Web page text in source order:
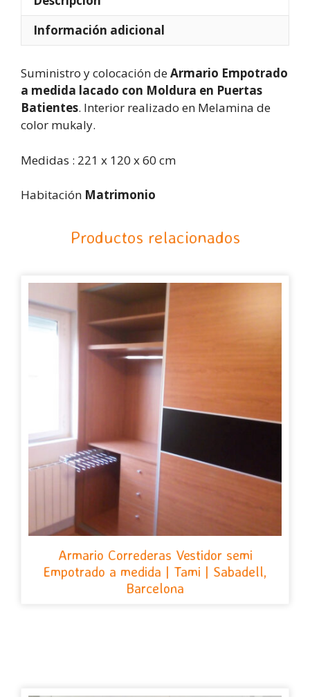
Información adicional
Suministro y colocación deArmario Empotrado
a medida lacado con Moldura en Puertas
Batientes. Interior realizado en Melamina de
color mukaly.
Medidas : 221 x 120 x 60 cm
Habitación Matrimonio
Productos relacionados
Armario Correderas Vestidor semi
Empotrado a medida | Tami | Sabadell,
Barcelona